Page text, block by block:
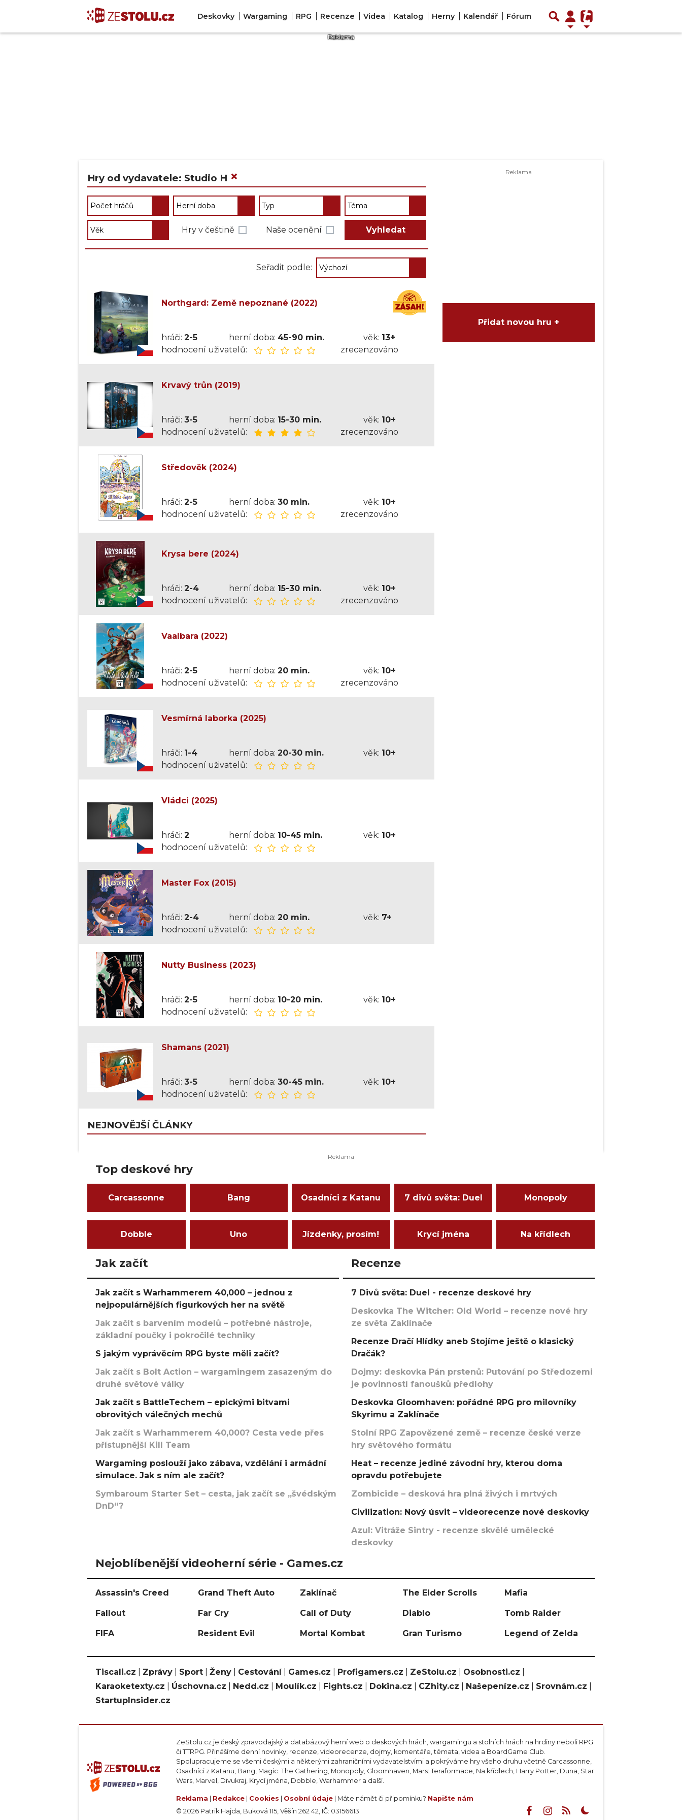
Deskovky Wargaming RPG Recenze Videa Katalog Herny Kalendář Fórum
Hry od vydavatele: Studio H ×
Hry v češtině Naše ocenění Vyhledat
Seřadit podle:
Northgard: Země nepoznané (2022)
hráči: 2-5 herní doba: 45-90 min. věk: 13+
hodnocení uživatelů:
zrecenzováno
Krvavý trůn (2019)
hráči: 3-5 herní doba: 15-30 min. věk: 10+
hodnocení uživatelů:
zrecenzováno
Středověk (2024)
hráči: 2-5 herní doba: 30 min. věk: 10+
hodnocení uživatelů:
zrecenzováno
Krysa bere (2024)
hráči: 2-4 herní doba: 15-30 min. věk: 10+
hodnocení uživatelů:
zrecenzováno
Vaalbara (2022)
hráči: 2-5 herní doba: 20 min. věk: 10+
hodnocení uživatelů:
zrecenzováno
Vesmírná laborka (2025)
hráči: 1-4 herní doba: 20-30 min. věk: 10+
hodnocení uživatelů:
Vládci (2025)
hráči: 2 herní doba: 10-45 min. věk: 10+
hodnocení uživatelů:
Master Fox (2015)
hráči: 2-4 herní doba: 20 min. věk: 7+
hodnocení uživatelů:
Nutty Business (2023)
hráči: 2-5 herní doba: 10-20 min. věk: 10+
hodnocení uživatelů:
Shamans (2021)
hráči: 3-5 herní doba: 30-45 min. věk: 10+
hodnocení uživatelů:
NEJNOVĚJŠÍ ČLÁNKY
Přidat novou hru +
Top deskové hry
Carcassonne Bang Osadníci z Katanu 7 divů světa: Duel Monopoly
Dobble Uno Jízdenky, prosím! Krycí jména Na křídlech
Jak začít
Jak začít s Warhammerem 40,000 – jednou z
nejpopulárnějších figurkových her na světě
Jak začít s barvením modelů – potřebné nástroje,
základní poučky i pokročilé techniky
S jakým vyprávěcím RPG byste měli začít?
Jak začít s Bolt Action – wargamingem zasazeným do
druhé světové války
Jak začít s BattleTechem – epickými bitvami
obrovitých válečných mechů
Jak začít s Warhammerem 40,000? Cesta vede přes
přístupnější Kill Team
Wargaming poslouží jako zábava, vzdělání i armádní
simulace. Jak s ním ale začít?
Symbaroum Starter Set – cesta, jak začít se „švédským
DnD“?
Recenze
7 Divů světa: Duel - recenze deskové hry
Deskovka The Witcher: Old World – recenze nové hry
ze světa Zaklínače
Recenze Dračí Hlídky aneb Stojíme ještě o klasický
Dračák?
Dojmy: deskovka Pán prstenů: Putování po Středozemi
je povinností fanoušků předlohy
Deskovka Gloomhaven: pořádné RPG pro milovníky
Skyrimu a Zaklínače
Stolní RPG Zapovězené země – recenze české verze
hry světového formátu
Heat – recenze jediné závodní hry, kterou doma
opravdu potřebujete
Zombicide – desková hra plná živých i mrtvých
Civilization: Nový úsvit – videorecenze nové deskovky
Azul: Vitráže Sintry - recenze skvělé umělecké
deskovky
Nejoblíbenější videoherní série - Games.cz
Assassin's Creed Grand Theft Auto Zaklínač The Elder Scrolls Mafia
Fallout Far Cry Call of Duty Diablo Tomb Raider
FIFA Resident Evil Mortal Kombat Gran Turismo Legend of Zelda
Tiscali.cz Zprávy Sport Ženy Cestování| Games.cz Profigamers.cz ZeStolu.cz Osobnosti.cz
Karaoketexty.cz
Úschovna.cz Nedd.cz Moulík.cz Fights.cz Dokina.cz CZhity.cz Našepeníze.cz Srovnám.cz
StartupInsider.cz
ZeStolu.cz je český zpravodajský a databázový herní web o deskových hrách, wargamingu a stolních hrách na hrdiny neboli RPG
či TTRPG. Přinášíme denní novinky, recenze, videorecenze, dojmy, komentáře, témata, videa a BoardGame Club.
Spolupracujeme se všemi českými a některými zahraničními vydavatelstvími a pokrýváme hry všeho druhu včetně Carcassonne,
Osadníci z Katanu, Bang, Magic: The Gathering, Monopoly, Gloomhaven, Mars: Teraformace, Na křídlech, Harry Potter, Duna, Star
Wars, Marvel, Divukraj, Krycí jména, Dobble, Warhammer a další.
Reklama Redakce Cookies Osobní údaje | Máte námět či připomínku? Napište nám
© 2026 Patrik Hajda, Buková 115, Věšín 262 42, IČ: 03156613